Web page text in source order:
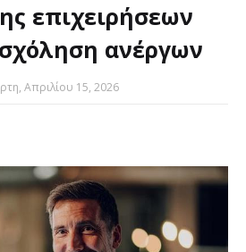
επιχειρήσεων
ανέργων
Απριλίου 15, 2026